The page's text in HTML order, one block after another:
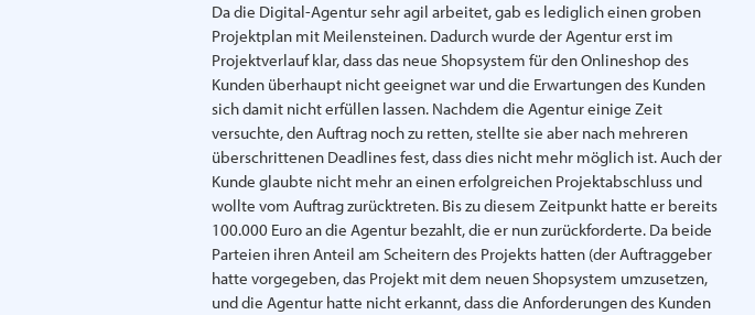
Da die Digital-Agentur sehr agil arbeitet, gab es lediglich einen groben
Projektplan mit Meilensteinen. Dadurch wurde der Agentur erst im
Projektverlauf klar, dass das neue Shopsystem für den Onlineshop des
Kunden überhaupt nicht geeignet war und die Erwartungen des Kunden
sich damit nicht erfüllen lassen. Nachdem die Agentur einige Zeit
versuchte, den Auftrag noch zu retten, stellte sie aber nach mehreren
überschrittenen Deadlines fest, dass dies nicht mehr möglich ist. Auch der
Kunde glaubte nicht mehr an einen erfolgreichen Projektabschluss und
wollte vom Auftrag zurücktreten. Bis zu diesem Zeitpunkt hatte er bereits
100.000 Euro an die Agentur bezahlt, die er nun zurückforderte. Da beide
Parteien ihren Anteil am Scheitern des Projekts hatten (der Auftraggeber
hatte vorgegeben, das Projekt mit dem neuen Shopsystem umzusetzen,
und die Agentur hatte nicht erkannt, dass die Anforderungen des Kunden